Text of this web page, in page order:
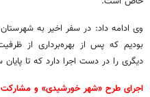
‌وی ادامه داد: در سفر اخیر به
دیگری را در دست اجرا دارد که تا
‌اجرای طرح «شهر خورشیدی» و